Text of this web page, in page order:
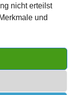
nicht erteilst
und